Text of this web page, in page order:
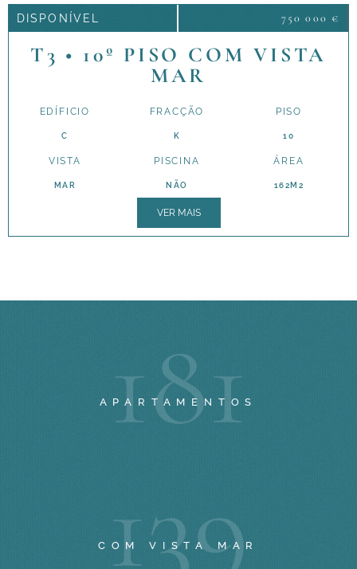
DISPONÍVEL 750 000 €
T3 • 10º PISO COM VISTA
MAR
EDÍFICIO
C
FRACÇÃO
K
PISO
10
VISTA
MAR
PISCINA
NÃO
ÁREA
162M2
VER MAIS
181
APARTAMENTOS
139
COM VISTA MAR